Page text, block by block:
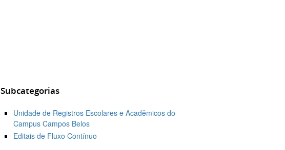
Subcategorias
Unidade de Registros Escolares e Acadêmicos do
Campus Campos Belos
Editais de Fluxo Contínuo